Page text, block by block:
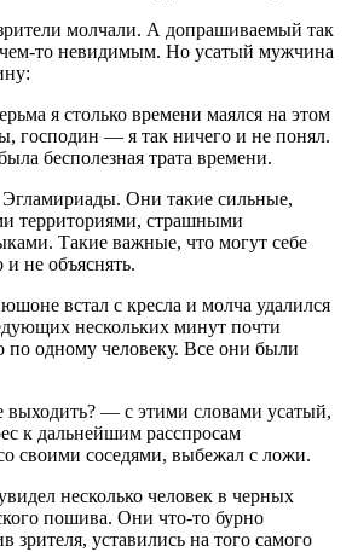
молчали. А допрашиваемый так
то невидимым. Но усатый мужчина
я столько времени маялся на этом
господин — я так ничего и не понял.
бесполезная трата времени.
Они такие сильные,
территориями, страшными
Такие важные, что могут себе
не объяснять.
встал с кресла и молча удалился
нескольких минут почти
одному человеку. Все они были
— c этими словами усатый,
к дальнейшим расспросам
своими соседями, выбежал с ложи.
несколько человек в черных
пошива. Они что-то бурно
зрителя, уставились на того самого